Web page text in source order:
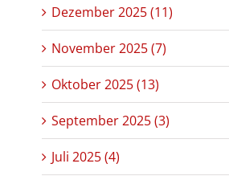
Dezember 2025 (11)
November 2025 (7)
Oktober 2025 (13)
September 2025 (3)
Juli 2025 (4)